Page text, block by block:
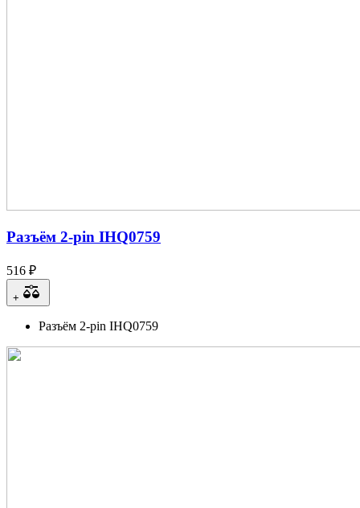
Разъём 2-pin IHQ0759
516 ₽
+
Разъём 2-pin IHQ0759